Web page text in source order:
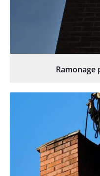
Ramonage